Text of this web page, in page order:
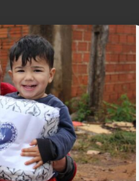
de sua